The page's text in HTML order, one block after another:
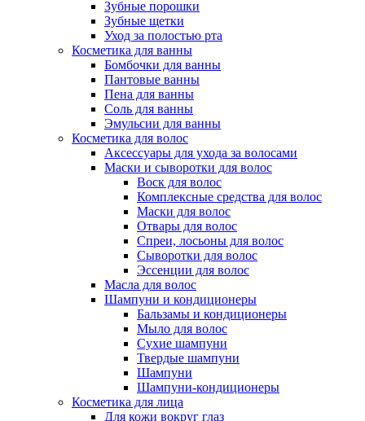
Зубные порошки
Зубные щетки
Уход за полостью рта
Косметика для ванны
Бомбочки для ванны
Пантовые ванны
Пена для ванны
Соль для ванны
Эмульсии для ванны
Косметика для волос
Аксессуары для ухода за волосами
Маски и сыворотки для волос
Воск для волос
Комплексные средства для волос
Маски для волос
Отвары для волос
Спреи, лосьоны для волос
Сыворотки для волос
Эссенции для волос
Масла для волос
Шампуни и кондиционеры
Бальзамы и кондиционеры
Мыло для волос
Сухие шампуни
Твердые шампуни
Шампуни
Шампуни-кондиционеры
Косметика для лица
Для кожи вокруг глаз